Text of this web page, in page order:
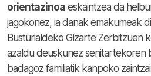
orientazinoa eskaintzea da
jagokonez, ia danak emakumeak
Busturialdeko Gizarte Zerbitzuen
azaldu deuskunez senitartekoren
badagoz familiatik kanpoko